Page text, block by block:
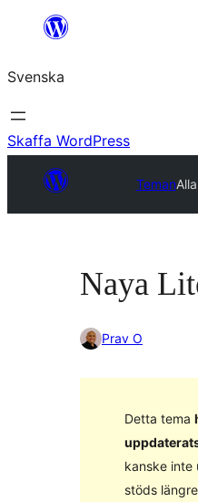
Hoppa
innehåll
Svenska
Skaffa WordPress
Teman
Naya
Prav O
Detta tema
kanske inte
stöds